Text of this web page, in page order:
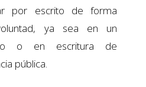
por escrito de forma
ya sea en un
o en escritura de
pública.